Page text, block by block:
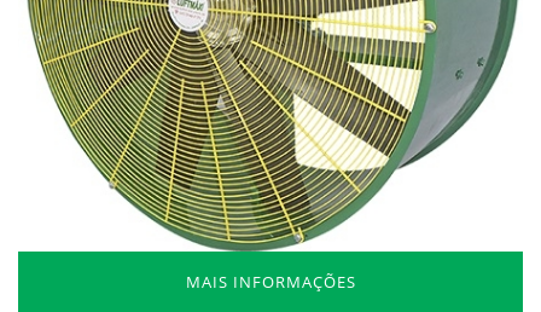
MAIS INFORMAÇÕES